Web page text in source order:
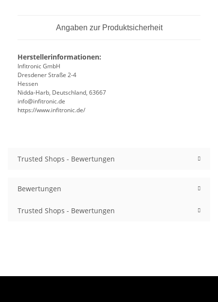
Angaben zur Produktsicherheit
Herstellerinformationen:
Infitronic GmbH
Dresdener Straße 2-4
Hessen
Nidda-Harb, Deutschland, 63667
info@infitronic.de
https://www.infitronic.de/
Trusted Shops - Bewertungen
Bewertungen
Trusted Shops - Bewertungen